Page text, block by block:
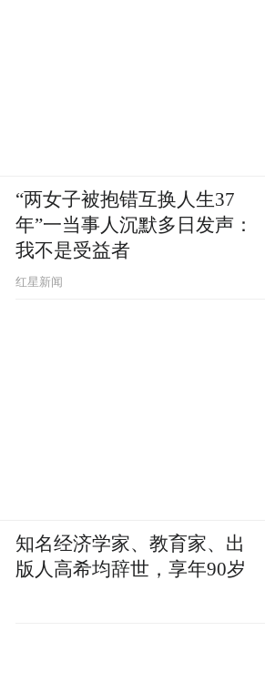
“两女子被抱错互换人生37
年”一当事人沉默多日发声：
我不是受益者
红星新闻
知名经济学家、教育家、出
版人高希均辞世，享年90岁